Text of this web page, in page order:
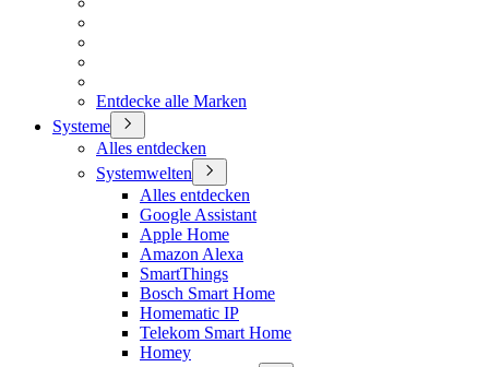
Entdecke alle Marken
Systeme
Alles entdecken
Systemwelten
Alles entdecken
Google Assistant
Apple Home
Amazon Alexa
SmartThings
Bosch Smart Home
Homematic IP
Telekom Smart Home
Homey